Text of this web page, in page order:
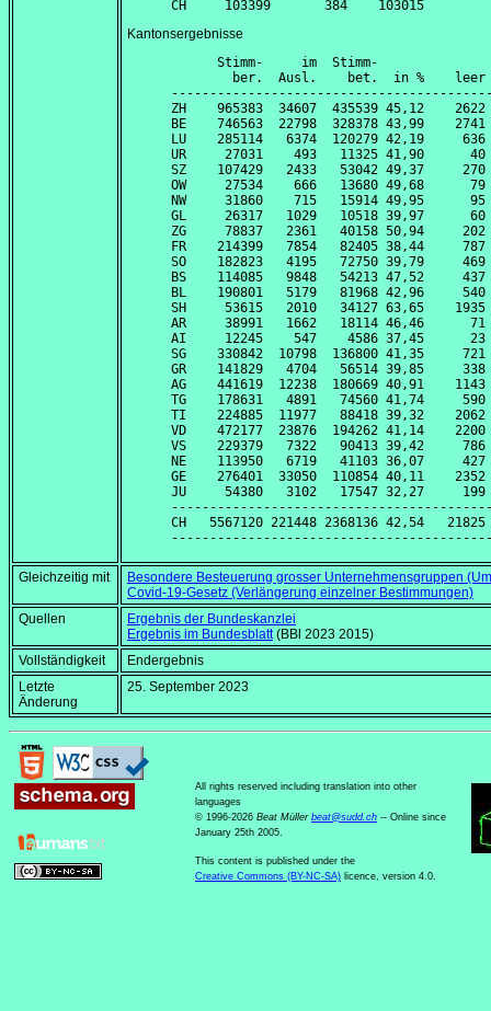
Kantonsergebnisse
Stimm-     im  Stimm-
ber.  Ausl.    bet.  in %
ZH    965383  34607  435539 45,12
BE    746563  22798  328378 43,99
LU    285114   6374  120279 42,19
UR     27031    493   11325 41,90
SZ    107429   2433   53042 49,37
OW     27534    666   13680 49,68
NW     31860    715   15914 49,95
GL     26317   1029   10518 39,97
ZG     78837   2361   40158 50,94
FR    214399   7854   82405 38,44
SO    182823   4195   72750 39,79
BS    114085   9848   54213 47,52
BL    190801   5179   81968 42,96
SH     53615   2010   34127 63,65
AR     38991   1662   18114 46,46
AI     12245    547    4586 37,45
SG    330842  10798  136800 41,35
GR    141829   4704   56514 39,85
AG    441619  12238  180669 40,91
TG    178631   4891   74560 41,74
TI    224885  11977   88418 39,32
VD    472177  23876  194262 41,14
VS    229379   7322   90413 39,42
NE    113950   6719   41103 36,07
GE    276401  33050  110854 40,11
JU     54380   3102   17547 32,27
CH   5567120 221448 2368136 42,54
Gleichzeitig mit
Besondere Besteuerung grosser Unternehmensgruppen
Covid-19-Gesetz (Verlängerung einzelner Bestimmungen)
Quellen
Ergebnis der Bundeskanzlei
Ergebnis im Bundesblatt(BBl 2023 2015)
Vollständigkeit
Endergebnis
Letzte
Änderung
25. September 2023
All rights reserved including translation into other
languages
© 1996-2026 Beat Müller beat@sudd.ch -- Online since
January 25th 2005.
This content is published under the
Creative Commons (BY-NC-SA) licence, version 4.0.